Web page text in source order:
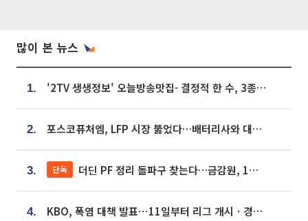
많이 본 뉴스
1. '2TV 생생정보' 오늘방송맛집- 결정적 한 수, 3종 메밀면! 메밀 소바 맛집 '의○○○○'
2. 포스코퓨처엠, LFP 시장 뚫었다…배터리사와 대규모 장기 공급 합의
3. 단독 더딘 PF 정리 돌파구 찾는다…금감원, 1년 반 만에 매각설명회 재개
4. KBO, 폭염 대책 발표⋯11일부터 리그 개시ㆍ경기 오후 7시 시작